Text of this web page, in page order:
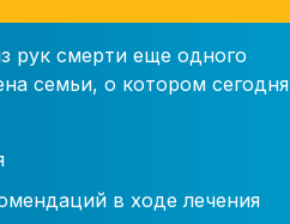
рук смерти еще одного
семьи, о котором сегодня
в ходе лечения